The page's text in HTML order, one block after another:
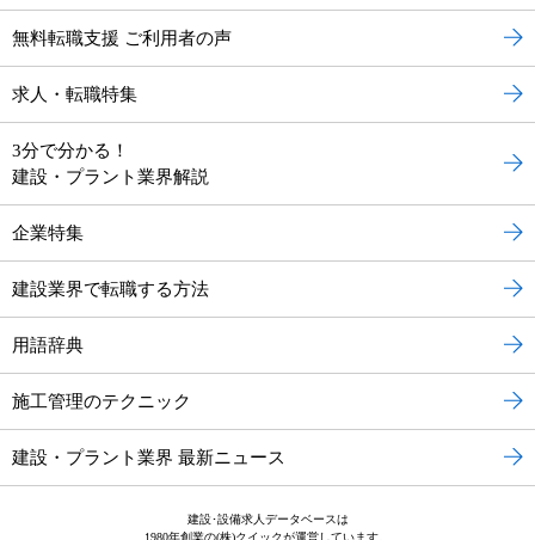
無料転職支援 ご利用者の声
求人・転職特集
3分で分かる！
建設・プラント業界解説
企業特集
建設業界で転職する方法
用語辞典
施工管理のテクニック
建設・プラント業界 最新ニュース
建設･設備求人データベースは
1980年創業の(株)クイックが運営しています。